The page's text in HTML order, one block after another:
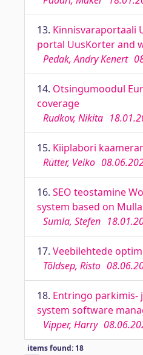
13. Kinnisvaraportaali
portal UusKorter and
Pedak, Andry Kenert
14. Otsingumoodul
coverage
Rudkov, Nikita
15. Kiiplabori
Rütter, Veiko
16. SEO teostamine
system based on
Sumla, Stefen
17. Veebilehtede
Tõldsep, Risto
18. Entringo parkimis-
system software
Vipper, Harry
items found: 18